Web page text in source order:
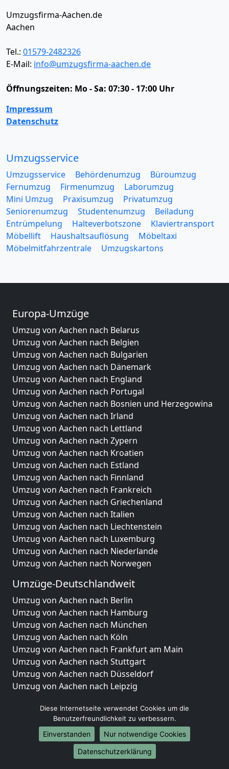
Umzugsfirma-Aachen.de
Aachen
Tel.: 01579-2482326
E-Mail: info@umzugsfirma-aachen.de
Öffnungszeiten: Mo - Sa: 07:30 - 17:00 Uhr
Impressum
Datenschutz
Umzugsservice
Umzugsservice Behördenumzug
Büroumzug
Fernumzug
Firmenumzug
Laborumzug
Mini Umzug
Praxisumzug
Privatumzug
Seniorenumzug
Studentenumzug
Beiladung
Entrümpelung
Halteverbotszone
Klaviertransport
Möbellift
Haushaltsauflösung
Möbeltaxi
Möbelmitfahrzentrale
Umzugskartons
Europa-Umzüge
Umzug von Aachen nach Belarus
Umzug von Aachen nach Belgien
Umzug von Aachen nach Bulgarien
Umzug von Aachen nach Dänemark
Umzug von Aachen nach England
Umzug von Aachen nach Portugal
Umzug von Aachen nach Bosnien und Herzegowina
Umzug von Aachen nach Irland
Umzug von Aachen nach Lettland
Umzug von Aachen nach Zypern
Umzug von Aachen nach Kroatien
Umzug von Aachen nach Estland
Umzug von Aachen nach Finnland
Umzug von Aachen nach Frankreich
Umzug von Aachen nach Griechenland
Umzug von Aachen nach Italien
Umzug von Aachen nach Liechtenstein
Umzug von Aachen nach Luxemburg
Umzug von Aachen nach Niederlande
Umzug von Aachen nach Norwegen
Umzüge-Deutschlandweit
Umzug von Aachen nach Berlin
Umzug von Aachen nach Hamburg
Umzug von Aachen nach München
Umzug von Aachen nach Köln
Umzug von Aachen nach Frankfurt am Main
Umzug von Aachen nach Stuttgart
Umzug von Aachen nach Düsseldorf
Umzug von Aachen nach Leipzig
Umzug von Aachen nach Essen
Umzug von Aachen nach Bremen
Umzug von Aachen nach Dresden
Umzug von Aachen nach Hannover
Umzug von Aachen nach Nürnberg
Diese Internetseite verwendet Cookies um die
Benutzerfreundlichkeit zu verbessern.
Einverstanden
Nur notwendige Cookies
Datenschutzerklärung